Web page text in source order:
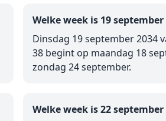
Welke week is 19 september
Dinsdag 19 september 2034
38 begint op maandag 18
zondag 24 september.
Welke week is 22 september